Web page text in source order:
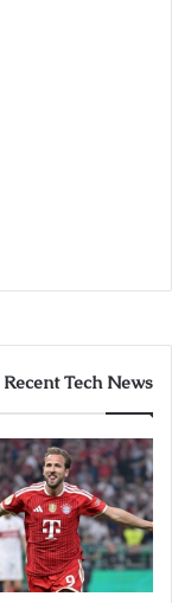
Recent Tech News